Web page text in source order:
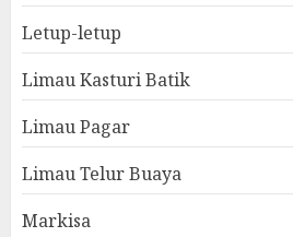
Letup-letup
Limau Kasturi Batik
Limau Pagar
Limau Telur Buaya
Markisa